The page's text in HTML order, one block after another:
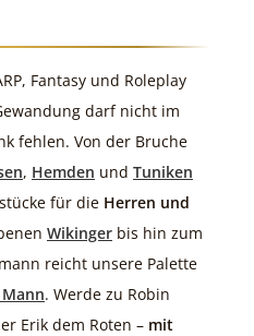
Fantasy und Roleplay
darf nicht im
fehlen. Von der Bruche
, Hemden und Tuniken
für die Herren und
Wikinger bis hin zum
reicht unsere Palette
. Werde zu Robin
Erik dem Roten – mit